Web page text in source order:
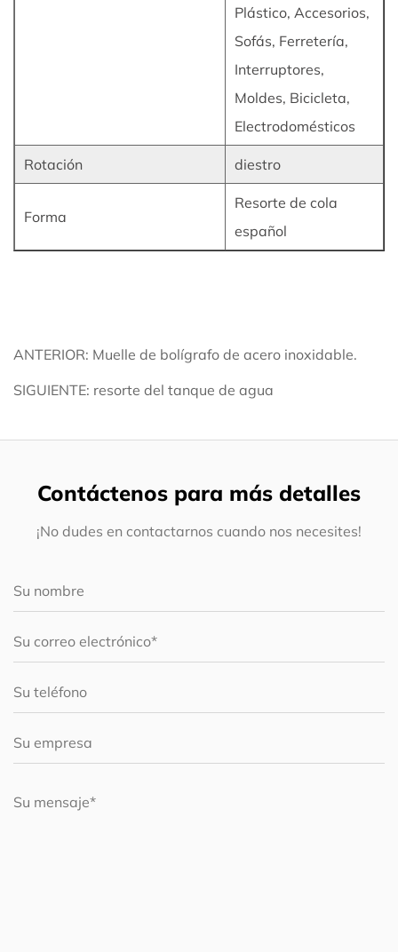
Plástico, Accesorios,
Sofás, Ferretería,
Interruptores,
Moldes, Bicicleta,
Electrodomésticos
Rotación diestro
Forma
Resorte de cola
español
ANTERIOR: Muelle de bolígrafo de acero inoxidable.
SIGUIENTE: resorte del tanque de agua
Contáctenos para más detalles
¡No dudes en contactarnos cuando nos necesites!